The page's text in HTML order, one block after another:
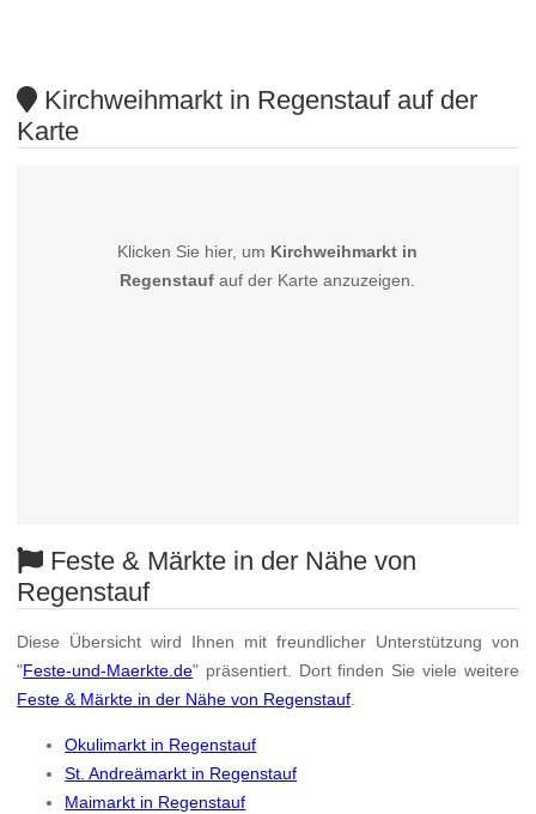
Kirchweihmarkt in Regenstauf auf der
Karte
Klicken Sie hier, um Kirchweihmarkt in
Regenstauf auf der Karte anzuzeigen.
Feste & Märkte in der Nähe von
Regenstauf
Diese Übersicht wird Ihnen mit freundlicher Unterstützung von
"Feste-und-Maerkte.de" präsentiert. Dort finden Sie viele weitere
Feste & Märkte in der Nähe von Regenstauf
Okulimarkt in Regenstauf
St. Andreämarkt in Regenstauf
Maimarkt in Regenstauf